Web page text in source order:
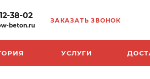
38-02
beton.ru
ЗАКАЗАТЬ ЗВОНОК
УСЛУГИ